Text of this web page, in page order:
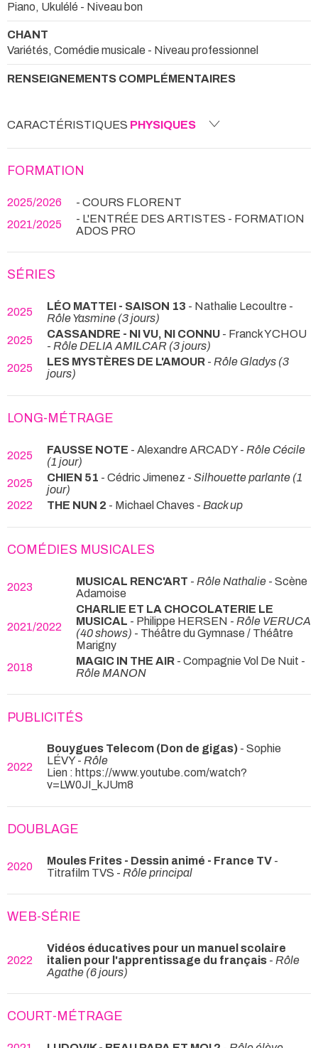
Piano, Ukulélé - Niveau bon
CHANT
Variétés, Comédie musicale - Niveau professionnel
RENSEIGNEMENTS COMPLÉMENTAIRES
CARACTÉRISTIQUES PHYSIQUES
FORMATION
2025/2026
- COURS FLORENT
2021/2025
- L'ENTRÉE DES ARTISTES - FORMATION
ADOS PRO
SÉRIES
2025 LÉO MATTEI - SAISON 13 - Nathalie Lecoultre -
Rôle Yasmine (3 jours)
2025
CASSANDRE - NI VU, NI CONNU - Franck YCHOU
- Rôle DELIA AMILCAR (3 jours)
2025
LES MYSTÈRES DE L'AMOUR - Rôle Gladys (3
jours)
LONG-MÉTRAGE
2025 FAUSSE NOTE - Alexandre ARCADY - Rôle Cécile
(1 jour)
2025
CHIEN 51 - Cédric Jimenez - Silhouette parlante (1
jour)
2022
THE NUN 2 - Michael Chaves - Back up
COMÉDIES MUSICALES
2023 MUSICAL RENC'ART - Rôle Nathalie - Scène
Adamoise
2021/2022
CHARLIE ET LA CHOCOLATERIE LE
MUSICAL - Philippe HERSEN - Rôle VERUCA
(40 shows) - Théâtre du Gymnase / Théâtre
Marigny
2018
MAGIC IN THE AIR - Compagnie Vol De Nuit -
Rôle MANON
PUBLICITÉS
2022
Bouygues Telecom (Don de gigas) - Sophie
LÉVY - Rôle
Lien : https://www.youtube.com/watch?
v=LW0JI_kJUm8
DOUBLAGE
2020 Moules Frites - Dessin animé - France TV -
Titrafilm TVS - Rôle principal
WEB-SÉRIE
2022
Vidéos éducatives pour un manuel scolaire
italien pour l'apprentissage du français - Rôle
Agathe (6 jours)
COURT-MÉTRAGE